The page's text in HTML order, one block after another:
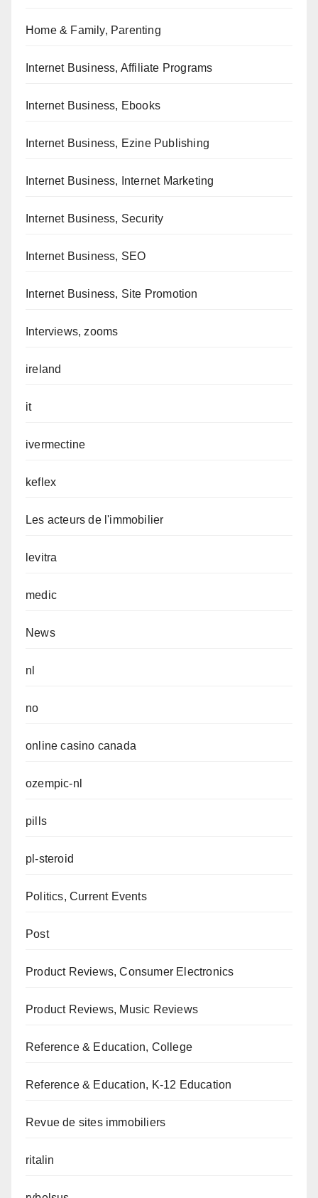
Home & Family, Parenting
Internet Business, Affiliate Programs
Internet Business, Ebooks
Internet Business, Ezine Publishing
Internet Business, Internet Marketing
Internet Business, Security
Internet Business, SEO
Internet Business, Site Promotion
Interviews, zooms
ireland
it
ivermectine
keflex
Les acteurs de l'immobilier
levitra
medic
News
nl
no
online casino canada
ozempic-nl
pills
pl-steroid
Politics, Current Events
Post
Product Reviews, Consumer Electronics
Product Reviews, Music Reviews
Reference & Education, College
Reference & Education, K-12 Education
Revue de sites immobiliers
ritalin